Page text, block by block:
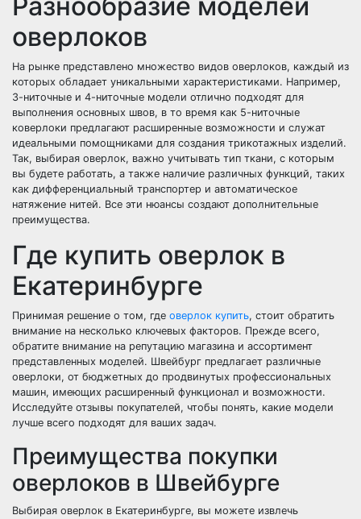
оверлоков
На рынке представлено множество видов оверлоков, каждый из
которых обладает уникальными характеристиками. Например,
3-ниточные и 4-ниточные модели отлично подходят для
выполнения основных швов, в то время как 5-ниточные
коверлоки предлагают расширенные возможности и служат
идеальными помощниками для создания трикотажных изделий.
Так, выбирая оверлок, важно учитывать тип ткани, с которым
вы будете работать, а также наличие различных функций, таких
как дифференциальный транспортер и автоматическое
натяжение нитей. Все эти нюансы создают дополнительные
преимущества.
Где купить оверлок в
Екатеринбурге
Принимая решение о том, где оверлок купить, стоит обратить
внимание на несколько ключевых факторов. Прежде всего,
обратите внимание на репутацию магазина и ассортимент
представленных моделей. Швейбург предлагает различные
оверлоки, от бюджетных до продвинутых профессиональных
машин, имеющих расширенный функционал и возможности.
Исследуйте отзывы покупателей, чтобы понять, какие модели
лучше всего подходят для ваших задач.
Преимущества покупки
оверлоков в Швейбурге
Выбирая оверлок в Екатеринбурге, вы можете извлечь